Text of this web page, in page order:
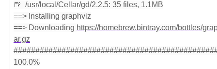
🍺  /usr/local/Cellar/gd/2.2.5: 35 files, 1.1MB
==> Installing graphviz
==> Downloading https://homebrew.bintray.com/bottles/
ar.gz
100.0%